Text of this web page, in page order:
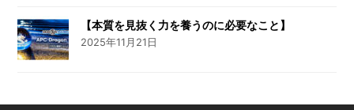
【本質を見抜く力を養うのに必要なこと】
2025年11月21日